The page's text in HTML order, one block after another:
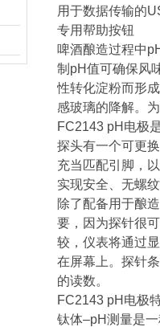
用于数据传输的
专用帮助按钮
啤酒酿造过程中
制pH值可确保风
性转化淀粉而形
感玻璃的降解。
FC2143 pH电极
探头有一个可更
充当匹配引脚，
实现安全、无螺纹
除了配备用于酿
要，因为探针很
较，仪表将通过
在屏幕上。探针
的读数。
FC2143 pH电极
钛体–pH测量是